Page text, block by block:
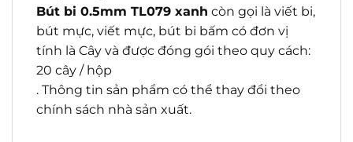
Bút bi 0.5mm TL079 xanh còn gọi là viết bi,
bút mực, viết mực, bút bi bấm có đơn vị
tính là Cây và được đóng gói theo quy cách:
20 cây / hộp
. Thông tin sản phẩm có thể thay đổi theo
chính sách nhà sản xuất.